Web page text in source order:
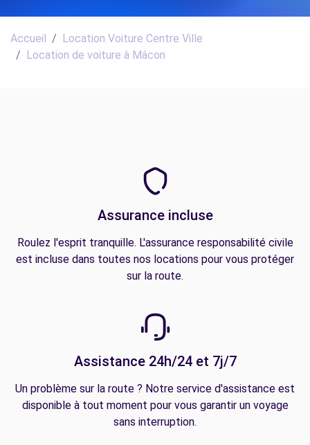
Accueil
Location Voiture Centre Ville
Location de voiture à Mâcon
Assurance incluse
Roulez l'esprit tranquille. L'assurance responsabilité civile
est incluse dans toutes nos locations pour vous protéger
sur la route.
Assistance 24h/24 et 7j/7
Un problème sur la route ? Notre service d'assistance est
disponible à tout moment pour vous garantir un voyage
sans interruption.